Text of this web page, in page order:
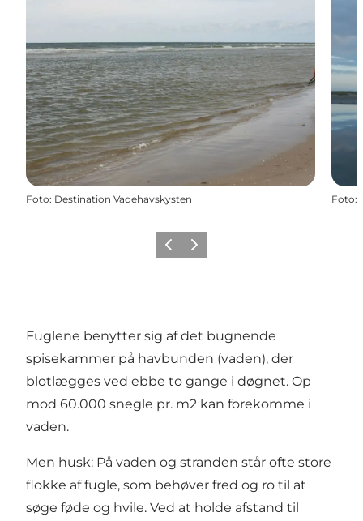
Foto: Destination Vadehavskysten Foto:
ForrigeNæste
Fuglene benytter sig af det bugnende
spisekammer på havbunden (vaden), der
blotlægges ved ebbe to gange i døgnet. Op
mod 60.000 snegle pr. m2 kan forekomme i
vaden.
Men husk: På vaden og stranden står ofte store
flokke af fugle, som behøver fred og ro til at
søge føde og hvile. Ved at holde afstand til